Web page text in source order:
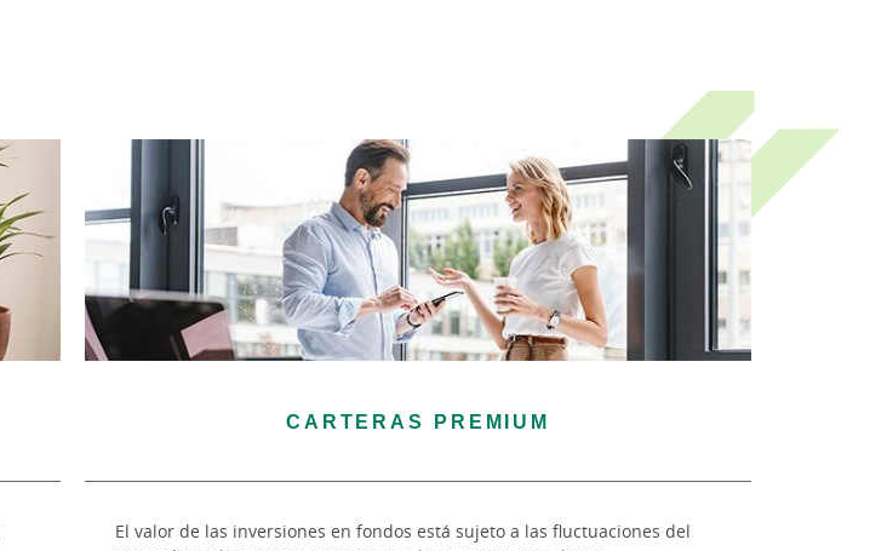
CARTERAS PREMIUM
El valor de las inversiones en fondos está sujeto a las fluctuaciones del